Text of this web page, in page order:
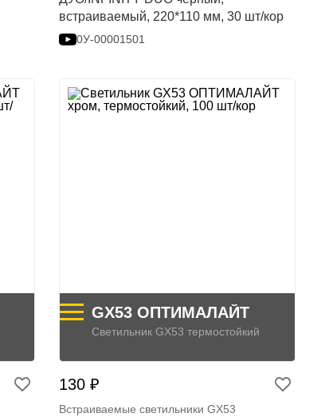
встраиваемый, 220*110 мм, 30 шт/кор
0У-00001501
GX53 ОПТИМАЛАЙТ
Светильник GX53 термостойкий
130 ₽
Встраиваемые светильники GX53